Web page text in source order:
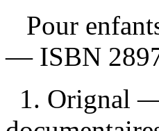
Pour
— ISBN
1. Orignal